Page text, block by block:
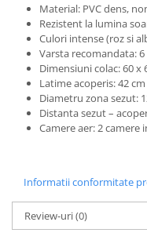
Material: PVC dens,
Rezistent la lumina
Culori intense (roz si
Varsta recomandata:
Dimensiuni colac: 60 x
Latime acoperis: 42 cm
Diametru zona sezut:
Distanta sezut –
Camere aer: 2 camere
Informatii conformitate
Review-uri(0)